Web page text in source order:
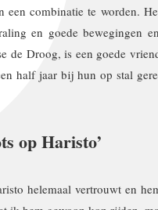
een combinatie te worden.
en goede bewegingen
de Droog, is een goede
half jaar bij hun op stal
op Haristo’
helemaal vertrouwt en